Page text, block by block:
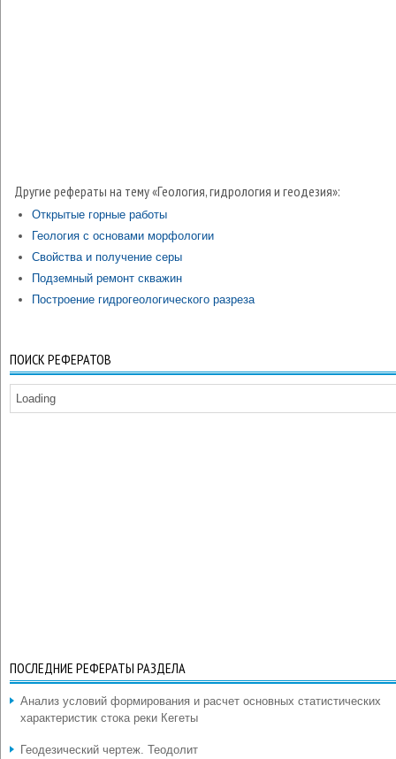
Другие рефераты на тему «Геология, гидрология и геодезия»:
Открытые горные работы
Геология с основами морфологии
Свойства и получение серы
Подземный ремонт скважин
Построение гидрогеологического разреза
ПОИСК РЕФЕРАТОВ
Loading
ПОСЛЕДНИЕ РЕФЕРАТЫ РАЗДЕЛА
Анализ условий формирования и расчет основных статистических
характеристик стока реки Кегеты
Геодезический чертеж. Теодолит